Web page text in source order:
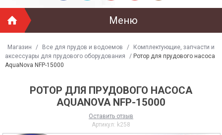
Меню
Магазин / Все для прудов и водоемов /
Комплектующие, запчасти и
аксессуары для прудового оборудования
/ Ротор для прудового насоса
AquaNova NFP-15000
РОТОР ДЛЯ ПРУДОВОГО НАСОСА
AQUANOVA NFP-15000
Оставить отзыв
Артикул: k258